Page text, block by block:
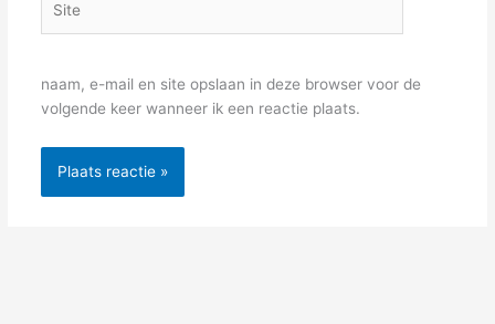
naam, e-mail en site opslaan in deze browser voor de
volgende keer wanneer ik een reactie plaats.